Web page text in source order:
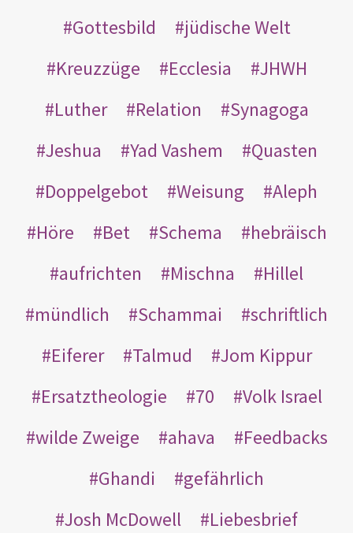
Gottesbild
jüdische Welt
Kreuzzüge
Ecclesia
JHWH
Luther
Relation
Synagoga
Jeshua
Yad Vashem
Quasten
Doppelgebot
Weisung
Aleph
Höre
Bet Schema
hebräisch
aufrichten
Mischna
Hillel
mündlich
Schammai
schriftlich
Eiferer
Talmud
Jom Kippur
Ersatztheologie
70
Volk Israel
wilde Zweige
ahava
Feedbacks
Ghandi
gefährlich
Josh McDowell
Liebesbrief